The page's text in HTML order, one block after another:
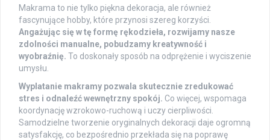
Makrama to nie tylko piękna dekoracja, ale również
fascynujące hobby, które przynosi szereg korzyści.
Angażując się w tę formę rękodzieła, rozwijamy nasze
zdolności manualne, pobudzamy kreatywność i
wyobraźnię. To doskonały sposób na odprężenie i wyciszenie
umysłu.
Wyplatanie makramy pozwala skutecznie zredukować
stres i odnaleźć wewnętrzny spokój. Co więcej, wspomaga
koordynację wzrokowo-ruchową i uczy cierpliwości.
Samodzielne tworzenie oryginalnych dekoracji daje ogromną
satysfakcję, co bezpośrednio przekłada się na poprawę